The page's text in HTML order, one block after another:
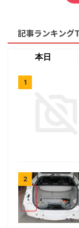
記事ランキング
本日